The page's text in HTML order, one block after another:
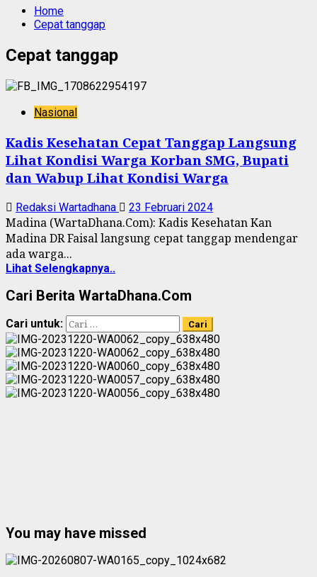
Home
Cepat tanggap
Cepat tanggap
Nasional
Kadis Kesehatan Cepat Tanggap Langsung
Lihat Kondisi Warga Korban SMG, Bupati
dan Wabup Lihat Kondisi Warga
Redaksi Wartadhana 23 Februari 2024
Madina (WartaDhana.Com): Kadis Kesehatan Kan
Madina DR Faisal langsung cepat tanggap mendengar
ada warga...
Lihat Selengkapnya..
Cari Berita WartaDhana.Com
Cari untuk:
You may have missed